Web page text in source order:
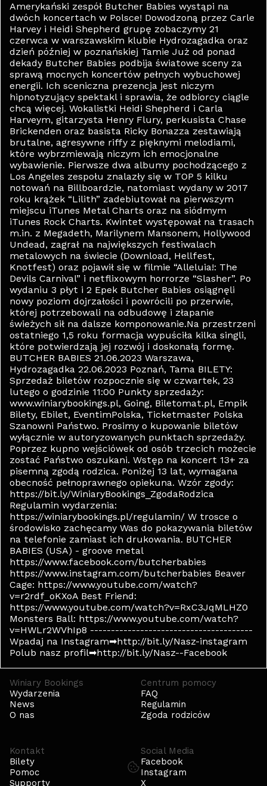
Amerykański zespół Butcher Babies wystąpi na
dwóch koncertach w Polsce! Dowodzoną przez Carle
Harvey i Heidi Shepherd grupę zobaczymy 21
czerwca w warszawskim klubie Hydrozagadka oraz
dzień później w poznańskiej Tamie Już od ponad
dekady Butcher Babies podbija światowe sceny za
sprawą mocnych koncertów pełnych wybuchowej
energii. Ich sceniczna prezencja jest niczym
hipnotyzujący spektakl i sprawia, że odbiorcy ciągle
chcą więcej. Wokalistki Heidi Shepherd i Carla
Harveym, gitarzysta Henry Flury, perkusista Chase
Brickenden oraz basista Ricky Bonazza zestawiają
brutalne, agresywne riffy z pięknymi melodiami,
które wybrzmiewają niczym ich emocjonalne
wybawienie. Pierwsze dwa albumy pochodzącego z
Los Angeles zespołu znalazły się w TOP 5 kilku
notowań na Billboardzie, natomiast wydany w 2017
roku krążek “Lilith” zadebiutował na pierwszym
miejscu iTunes Metal Charts oraz na siódmym
iTunes Rock Charts. Kwintet występował na trasach
m.in. z Megadeth, Marilynem Mansonem, Hollywood
Undead, zagrał na największych festiwalach
metalowych na świecie (Download, Hellfest,
Knotfest) oraz pojawił się w filmie “Alleluia!: The
Devils Carnival” i netflixowym horrorze “Slasher”. Po
wydaniu 3 płyt i 2 Epek Butcher Babies osiągnęli
nowy poziom dojrzałości i powrócili po przerwie,
której potrzebowali na odbudowę i złapanie
świeżych sił na dalsze komponowanie.Na przestrzeni
ostatniego 1,5 roku formacja wypuściła kilka singli,
które potwierdzają jej rozwój i doskonałą formę.
BUTCHER BABIES 21.06.2023 Warszawa,
Hydrozagadka 22.06.2023 Poznań, Tama BILETY:
Sprzedaż biletów rozpocznie się w czwartek, 23
lutego o godzinie 11:00 Punkty sprzedaży:
www.winiarybookings.pl, Going, Biletomat.pl, Empik
Bilety, Ebilet, EventimPolska, Ticketmaster Polska
Szanowni Państwo. Prosimy o kupowanie biletów
wyłącznie w autoryzowanych punktach sprzedaży.
Poprzez kupno wejściówek od osób trzecich możecie
zostać Państwo oszukani. Wstęp na koncert 13+ za
pisemną zgodą rodzica. Poniżej 13 lat, wymagana
obecność pełnoprawnego opiekuna. Wzór zgody:
https://bit.ly/WiniaryBookings_ZgodaRodzica
Regulamin wydarzenia:
https://winiarybookings.pl/regulamin/ W trosce o
środowisko zachęcamy Was do pokazywania biletów
na telefonie zamiast ich drukowania. BUTCHER
BABIES (USA) - groove metal
https://www.facebook.com/butcherbabies
https://www.instagram.com/butcherbabies Beaver
Cage: https://www.youtube.com/watch?
v=r2rdf_oKXoA Best Friend:
https://www.youtube.com/watch?v=RxC3JqMLHZ0
Monsters Ball: https://www.youtube.com/watch?
v=HWLr2WVhIp8 ---------------------------------------
Wpadaj na Instagram➡http://bit.ly/Nasz-instagram
Polub nasz profil➡http://bit.ly/Nasz--Facebook
Winiary Bookings
Wydarzenia
News
O nas
Centrum pomocy
FAQ
Regulamin
Zgoda rodziców
Kontakt
Bilety
Pomoc
Supporty
Social Media
Facebook
Instagram
X